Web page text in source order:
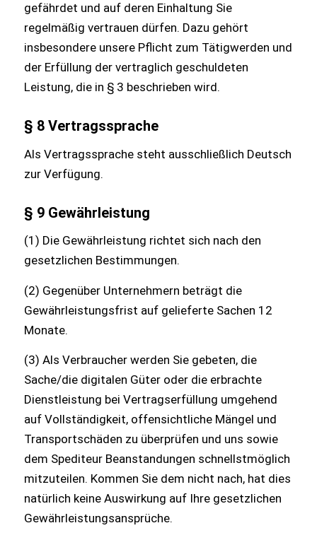
gefährdet und auf deren Einhaltung Sie
regelmäßig vertrauen dürfen. Dazu gehört
insbesondere unsere Pflicht zum Tätigwerden und
der Erfüllung der vertraglich geschuldeten
Leistung, die in § 3 beschrieben wird.
§ 8 Vertragssprache
Als Vertragssprache steht ausschließlich Deutsch
zur Verfügung.
§ 9 Gewährleistung
(1) Die Gewährleistung richtet sich nach den
gesetzlichen Bestimmungen.
(2) Gegenüber Unternehmern beträgt die
Gewährleistungsfrist auf gelieferte Sachen 12
Monate.
(3) Als Verbraucher werden Sie gebeten, die
Sache/die digitalen Güter oder die erbrachte
Dienstleistung bei Vertragserfüllung umgehend
auf Vollständigkeit, offensichtliche Mängel und
Transportschäden zu überprüfen und uns sowie
dem Spediteur Beanstandungen schnellstmöglich
mitzuteilen. Kommen Sie dem nicht nach, hat dies
natürlich keine Auswirkung auf Ihre gesetzlichen
Gewährleistungsansprüche.